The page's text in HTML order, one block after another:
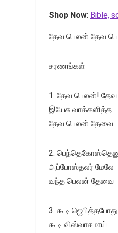
Shop Now: Bible,
தேவ பெலன் தேவ
சரணங்கள்
1. தேவ பெலன்!
இயேசு வாக்களித்த
தேவ பெலன் தேவை
2.
அப்போஸ்தலர் மேலே
வந்த பெலன் தேவை
3. கூடி ஜெபித்தபோது
கூடி விஸ்வாசமாய்